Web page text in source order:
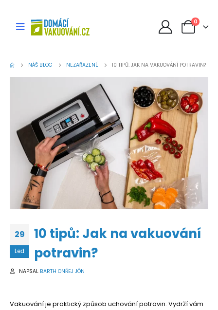
0
NÁŠ BLOG NEZAŘAZENÉ 10 TIPŮ: JAK NA VAKUOVÁNÍ POTRAVIN?
29
Led
10 tipů: Jak na vakuování
potravin?
NAPSAL BARTH ONŘEJ JÓN
Vakuování je praktický způsob uchování potravin. Vydrží vám